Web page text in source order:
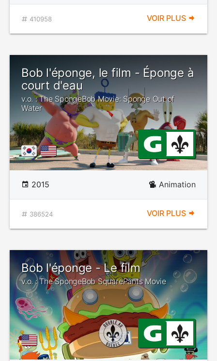
410958 VOIR PLUS
Bob l'éponge, le film - Éponge à
court d'eau
v.o. : The SpongeBob Movie: Sponge Out of
Water
2015 Animation
386524 VOIR PLUS
Bob l'éponge - Le film
v.o. : The SpongeBob SquarePants Movie